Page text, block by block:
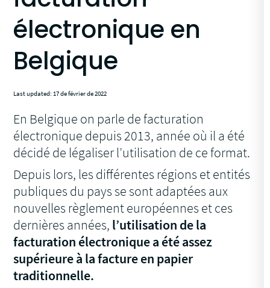
électronique en
Belgique
Last updated: 17 de février de 2022
En Belgique on parle de facturation
électronique depuis 2013, année où il a été
décidé de légaliser l’utilisation de ce format.
Depuis lors, les différentes régions et entités
publiques du pays se sont adaptées aux
nouvelles règlement européennes et ces
dernières années, l’utilisation de la
facturation électronique a été assez
supérieure à la facture en papier
traditionnelle.